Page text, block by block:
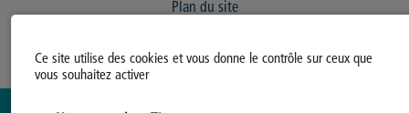
Ce site utilise des cookies et vous donne le contrôle sur ceux que
vous souhaitez activer
Plan du site